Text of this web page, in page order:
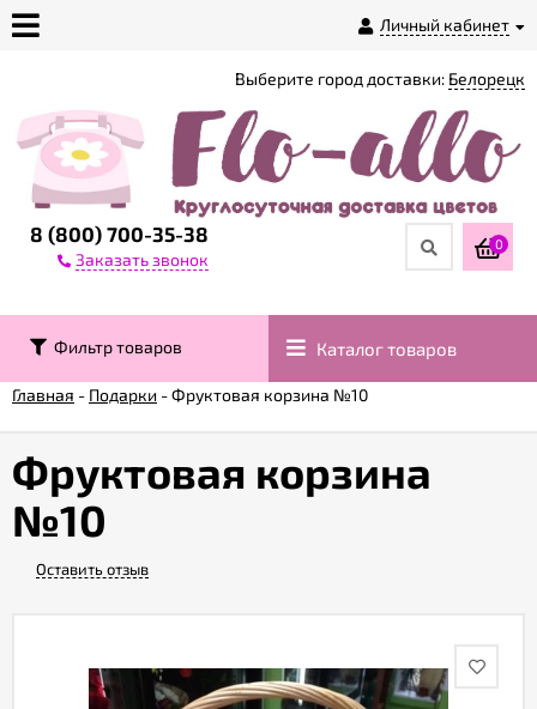
Личный кабинет
магазине
Доставка
Контакты
товара
Гарантии
оформить
8 (800) 700-35-38
Заказать звонок
Выберите город доставки: Белорецк
0
Фильтр товаров Каталог товаров
Главная - Подарки -Фруктовая корзина №10
Фруктовая корзина
№10
Оставить отзыв